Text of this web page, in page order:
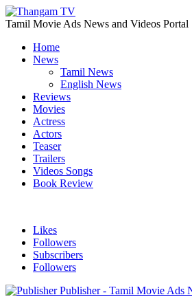
Tamil Movie Ads News and Videos Portal
Home
News
Tamil News
English News
Reviews
Movies
Actress
Actors
Teaser
Trailers
Videos Songs
Book Review
Likes
Followers
Subscribers
Followers
Publisher - Tamil Movie Ads